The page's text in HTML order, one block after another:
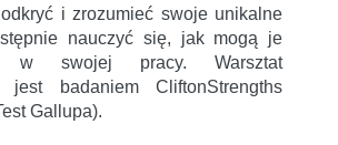
i zrozumieć swoje unikalne
nauczyć się, jak mogą je
w swojej pracy. Warsztat
jest badaniem CliftonStrengths
Gallupa).